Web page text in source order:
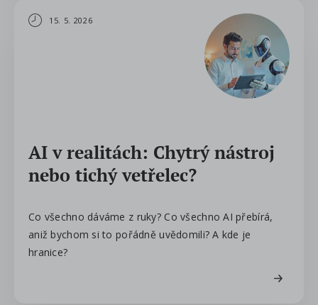
15. 5. 2026
AI v realitách: Chytrý nástroj
nebo tichý vetřelec?
Co všechno dáváme z ruky? Co všechno AI přebírá,
aniž bychom si to pořádně uvědomili? A kde je
hranice?